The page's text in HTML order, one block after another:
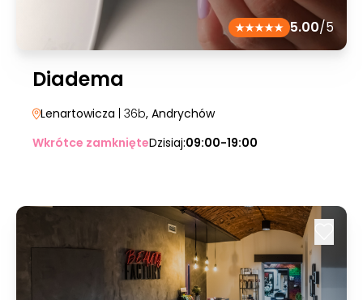
5.00/5
Diadema
Lenartowicza | 36b, Andrychów
Wkrótce zamknięteDzisiaj:09:00-19:00